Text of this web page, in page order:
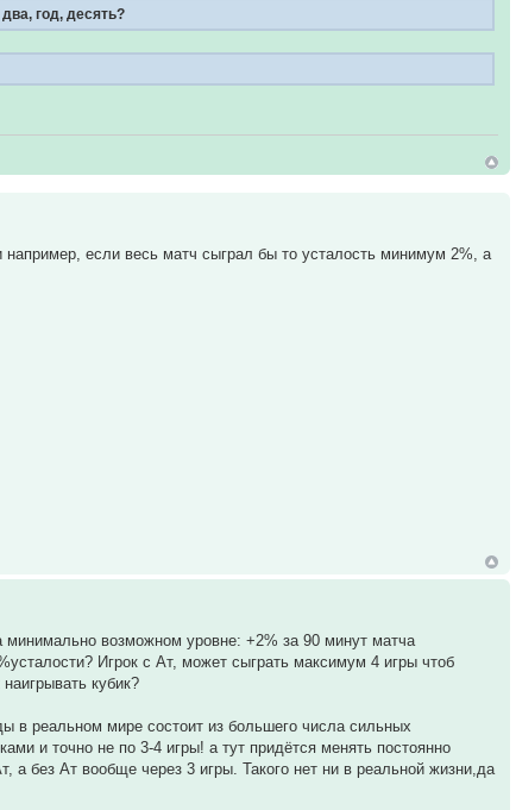
год, десять?
например, если весь матч сыграл бы то усталость минимум 2%, а
минимально возможном уровне: +2% за 90 минут матча
Игрок с Ат, может сыграть максимум 4 игры чтоб
кубик?
в реальном мире состоит из большего числа сильных
и точно не по 3-4 игры! а тут придётся менять постоянно
а без Ат вообще через 3 игры. Такого нет ни в реальной жизни,да